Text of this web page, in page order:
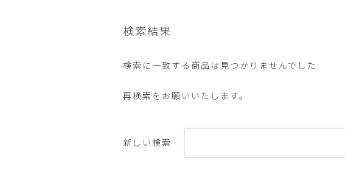
検索結果
検索に一致する商品は見つかりませんでした:
再検索をお願いいたします。
新しい検索